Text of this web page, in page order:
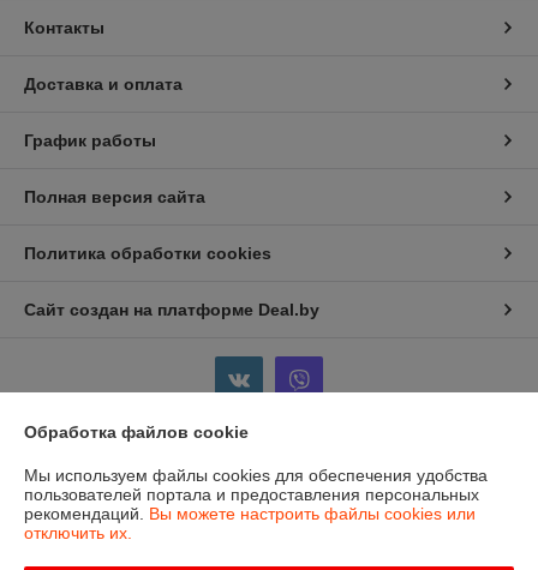
Контакты
Доставка и оплата
График работы
Полная версия сайта
Политика обработки cookies
Сайт создан на платформе Deal.by
Информация для покупателя
Индивидуальный предприниматель:ИП Бойков Сергей Евгеньевич
Гродненская область, г.Лида, пр-т Победы, 1-8
Регистрационный номер ЕГР: 591354369
Обработка файлов cookie
Мы используем файлы cookies для обеспечения удобства
пользователей портала и предоставления персональных
рекомендаций. Вы можете настроить файлы cookies или
отключить их.